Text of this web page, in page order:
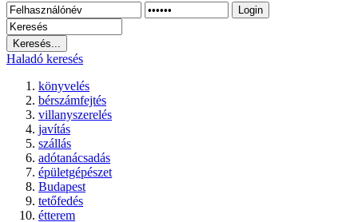
Login
Haladó keresés
könyvelés
bérszámfejtés
villanyszerelés
javítás
szállás
adótanácsadás
épületgépészet
Budapest
tetőfedés
étterem